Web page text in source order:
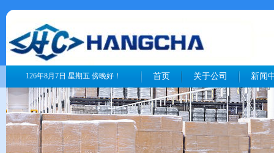
126年8月7日 星期五 傍晚好！ 首页 关于公司 新闻